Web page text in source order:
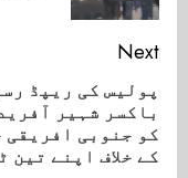
Next
Next
post:
پولیس کی ریپڈ
باکسر شہیر
کو جنوبی
کے خلاف اپنے تین